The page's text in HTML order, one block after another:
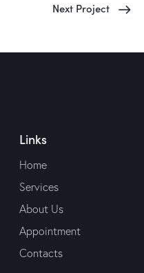
Next Project
Links
Home
Services
About Us
Appointment
Contacts